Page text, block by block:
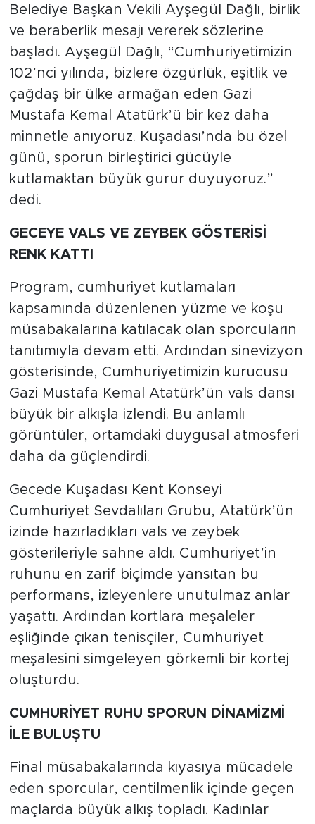
Belediye Başkan Vekili Ayşegül Dağlı, birlik
ve beraberlik mesajı vererek sözlerine
başladı. Ayşegül Dağlı, “Cumhuriyetimizin
102’nci yılında, bizlere özgürlük, eşitlik ve
çağdaş bir ülke armağan eden Gazi
Mustafa Kemal Atatürk’ü bir kez daha
minnetle anıyoruz. Kuşadası’nda bu özel
günü, sporun birleştirici gücüyle
kutlamaktan büyük gurur duyuyoruz.”
dedi.
GECEYE VALS VE ZEYBEK GÖSTERİSİ
RENK KATTI
Program, cumhuriyet kutlamaları
kapsamında düzenlenen yüzme ve koşu
müsabakalarına katılacak olan sporcuların
tanıtımıyla devam etti. Ardından sinevizyon
gösterisinde, Cumhuriyetimizin kurucusu
Gazi Mustafa Kemal Atatürk’ün vals dansı
büyük bir alkışla izlendi. Bu anlamlı
görüntüler, ortamdaki duygusal atmosferi
daha da güçlendirdi.
Gecede Kuşadası Kent Konseyi
Cumhuriyet Sevdalıları Grubu, Atatürk’ün
izinde hazırladıkları vals ve zeybek
gösterileriyle sahne aldı. Cumhuriyet’in
ruhunu en zarif biçimde yansıtan bu
performans, izleyenlere unutulmaz anlar
yaşattı. Ardından kortlara meşaleler
eşliğinde çıkan tenisçiler, Cumhuriyet
meşalesini simgeleyen görkemli bir kortej
oluşturdu.
CUMHURİYET RUHU SPORUN DİNAMİZMİ
İLE BULUŞTU
Final müsabakalarında kıyasıya mücadele
eden sporcular, centilmenlik içinde geçen
maçlarda büyük alkış topladı. Kadınlar